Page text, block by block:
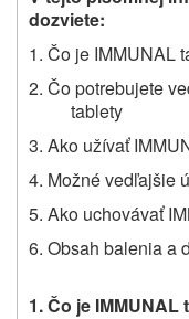
dozviete:
1. Čo je IMMUNAL
2. Čo potrebujete
tablety
3. Ako užívať
4. Možné vedľajšie
5. Ako uchovávať
6. Obsah balenia a
1. Čo je